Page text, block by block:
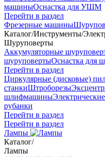
машиныОснастка для УШМ
Перейти в раздел
Фрезерные машины
Каталог/Инструменты/
Шуруповерты
Аккумуляторные
шуруповертыОснастка для
Перейти в раздел
Циркулярные (дисковые)
станкиШтроборезы
шлифмашины
рубанки
Перейти в раздел
Перейти в раздел
Лампы
Каталог/
Лампы